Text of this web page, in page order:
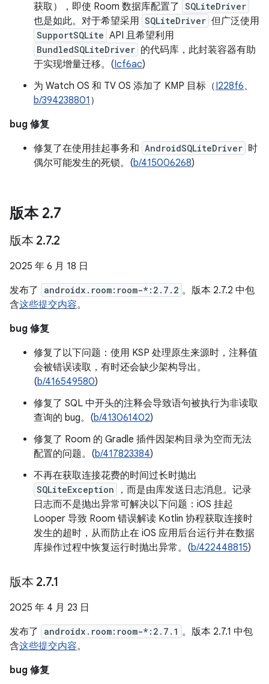
获取），即使 Room 数据库配置了 SQLiteDriver
也是如此。对于希望采用 SQLiteDriver 但广泛使用
SupportSQLite API 且希望利用
BundledSQLiteDriver 的代码库，此封装容器有助
于实现增量迁移。(Icf6ac)
为 Watch OS 和 TV OS 添加了 KMP 目标（I228f6、
b/394238801 ）
bug 修复
修复了在使用挂起事务和 AndroidSQLiteDriver 时
偶尔可能发生的死锁。(b/415006268)
版本 2.7
版本 2.7.2
2025 年 6 月 18 日
发布了
androidx.room:room-*:2.7.2 。版本 2.7.2 中包
含这些提交内容。
bug 修复
修复了以下问题：使用 KSP 处理原生来源时，注释值
会被错误读取，有时还会缺少架构导出。
(b/416549580)
修复了 SQL 中开头的注释会导致语句被执行为非读取
查询的 bug。(b/413061402)
修复了 Room 的 Gradle 插件因架构目录为空而无法
配置的问题。(b/417823384)
不再在获取连接花费的时间过长时抛出
SQLiteException
，而是由库发送日志消息。记录
日志而不是抛出异常可解决以下问题：iOS 挂起
Looper 导致 Room 错误解读 Kotlin 协程获取连接时
发生的超时，从而防止在 iOS 应用后台运行并在数据
库操作过程中恢复运行时抛出异常。(b/422448815)
版本 2.7.1
2025 年 4 月 23 日
发布了
androidx.room:room-*:2.7.1 。版本 2.7.1 中包
含这些提交内容。
bug 修复